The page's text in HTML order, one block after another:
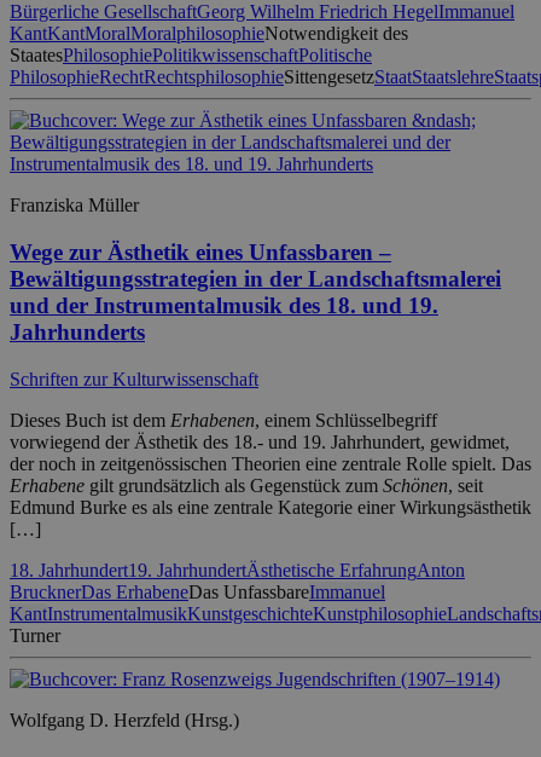
Bürgerliche GesellschaftGeorg Wilhelm Friedrich HegelImmanuel
KantKantMoralMoralphilosophieNotwendigkeit des
StaatesPhilosophiePolitikwissenschaftPolitische
PhilosophieRechtRechtsphilosophieSittengesetzStaatStaatslehre
Franziska Müller
Wege zur Ästhetik eines Unfassbaren –
Bewältigungsstrategien in der Landschaftsmalerei
und der Instrumentalmusik des 18. und 19.
Jahrhunderts
Schriften zur Kulturwissenschaft
Dieses Buch ist dem Erhabenen, einem Schlüsselbegriff
vorwiegend der Ästhetik des 18.- und 19. Jahrhundert, gewidmet,
der noch in zeitgenössischen Theorien eine zentrale Rolle spielt. Das
Erhabene gilt grundsätzlich als Gegenstück zum Schönen, seit
Edmund Burke es als eine zentrale Kategorie einer Wirkungsästhetik
[…]
18. Jahrhundert19. JahrhundertÄsthetische ErfahrungAnton
BrucknerDas ErhabeneDas UnfassbareImmanuel
KantInstrumentalmusikKunstgeschichteKunstphilosophie
Turner
Wolfgang D. Herzfeld (Hrsg.)